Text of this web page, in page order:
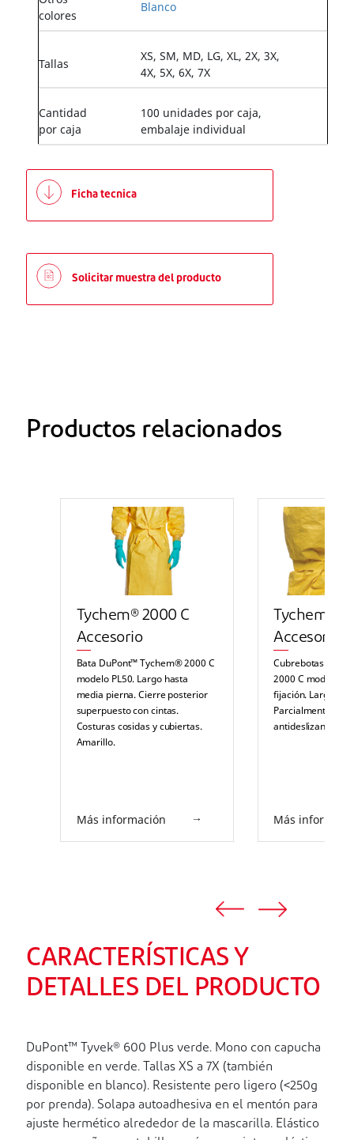
colores
Blanco
Tallas
XS, SM, MD, LG, XL, 2X, 3X,
4X, 5X, 6X, 7X
Cantidad
por caja
100 unidades por caja,
embalaje individual
Ficha tecnica
Solicitar muestra del producto
Productos relacionados
Tychem® 2000 C
Accesorio
Bata DuPont™ Tychem® 2000 C
modelo PL50. Largo hasta
media pierna. Cierre posterior
superpuesto con cintas.
Costuras cosidas y cubiertas.
Amarillo.
Más información
Tychem®
Accesorio
Cubrebotas
2000 C modello
fijación. Largo
Parcialmente
antideslizante.
Más
CARACTERÍSTICAS Y
DETALLES DEL PRODUCTO
DuPont™ Tyvek® 600 Plus verde. Mono con capucha
disponible en verde. Tallas XS a 7X (también
disponible en blanco). Resistente pero ligero (<250g
por prenda). Solapa autoadhesiva en el mentón para
ajuste hermético alrededor de la mascarilla. Elástico